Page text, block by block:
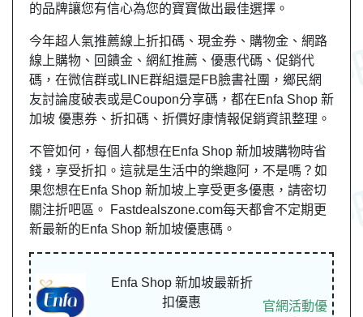
的品牌讓您有信心為您的寶寶做出最佳選擇。
今年超人氣推薦線上折扣碼、現金券、購物金、網路
線上購物、回饋金、網紅推薦、優惠代碼、促銷代
碼，在微信群或LINE群組還是FB臉書社團，鄉民網
友討論度破表或是Coupon分享碼，都在Enfa Shop 新
加坡 優惠券、折扣碼、折價好康情報促銷資訊整理。
不管如何，每個人都想在Enfa Shop 新加坡購物時省
錢，享受折扣。這就是生活中的樂趣阿，不是嗎？如
果您想在Enfa Shop 新加坡上享受更多優惠，請密切
關注折吧區。 Fastdealszone.com每天都會不定期更
新最新的Enfa Shop 新加坡優惠碼。
Enfa Shop 新加坡最新折
扣優惠
官網活動優